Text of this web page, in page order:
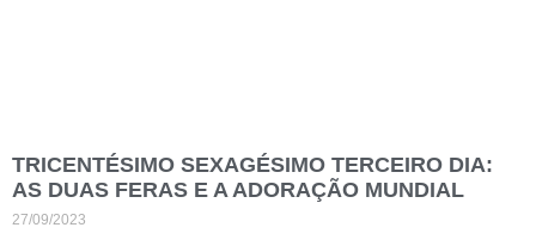
TRICENTÉSIMO SEXAGÉSIMO TERCEIRO DIA:
AS DUAS FERAS E A ADORAÇÃO MUNDIAL
27/09/2023